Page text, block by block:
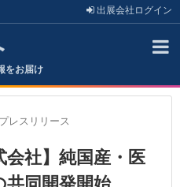
出展会社 ログイン
をお届け
プレスリリース
会社】純国産・医